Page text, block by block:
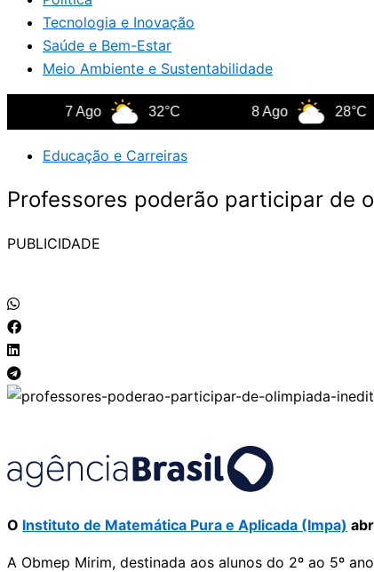
Tecnologia e Inovação
Saúde e Bem-Estar
Meio Ambiente e Sustentabilidade
32°C 28°C
Educação e Carreiras
Professores poderão participar de
PUBLICIDADE
O Instituto de Matemática Pura e Aplicada (Impa)
A Obmep Mirim, destinada aos alunos do 2º ao 5º